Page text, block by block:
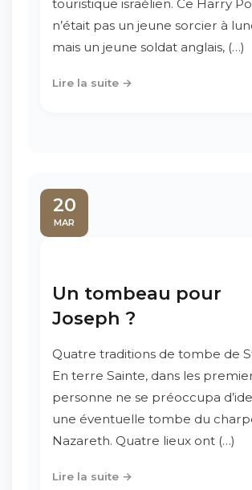
touristique israélien. Ce Harry
n’était pas un jeune sorcier à
mais un jeune soldat anglais, (…)
Lire la suite →
20
MAR
Un tombeau pour
Joseph ?
Quatre traditions de tombe de
En terre Sainte, dans les
personne ne se préoccupa
une éventuelle tombe du
Nazareth. Quatre lieux ont (…)
Lire la suite →